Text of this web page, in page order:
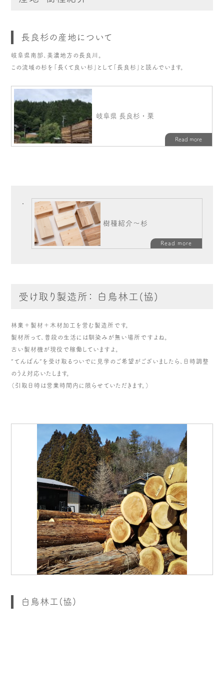
長良杉の産地について
岐阜県南部、美濃地方の長良川。
この流域の杉を「長くて良い杉」として「長良杉」と読んでいます。
樹種紹介～杉
Read more
受け取り製造所： 白鳥林工(協)
林業＋製材＋木材加工を営む製造所です。
製材所って、普段の生活には馴染みが無い場所ですよね。
古い製材機が現役で稼働していますよ。
”てんばん”を受け取るついでに見学のご希望がございましたら、日時調整
のうえ対応いたします。
（引取日時は営業時間内に限らせていただきます。）
白鳥林工(協)